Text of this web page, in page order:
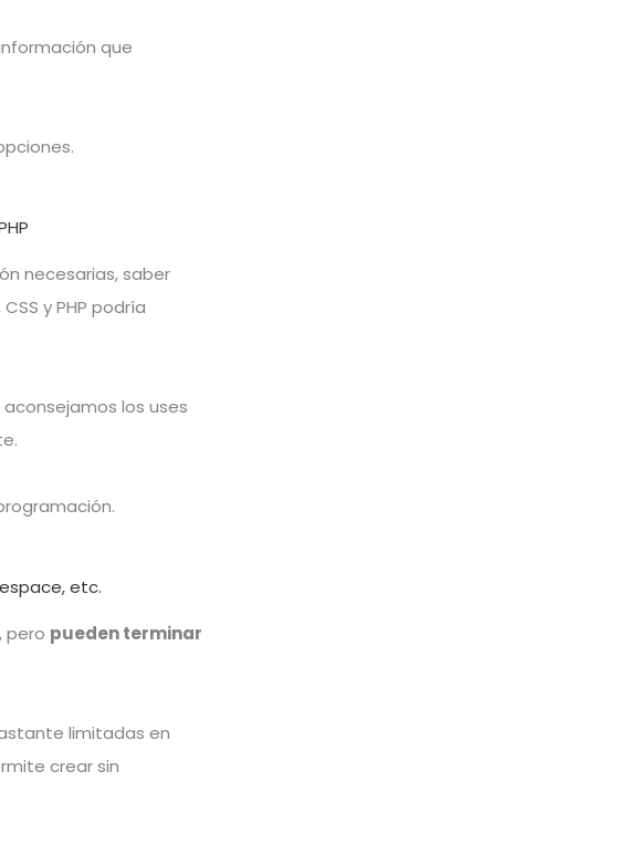
que
necesarias, saber
y PHP podría
los uses
etc.
pero pueden terminar
limitadas en
crear sin